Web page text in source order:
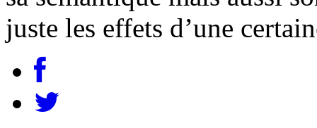
juste les effets d’une